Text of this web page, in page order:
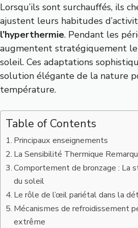
Lorsqu’ils sont surchauffés, ils
ajustent leurs habitudes
l’hyperthermie. Pendant les
augmentent stratégiquement
soleil. Ces adaptations
solution élégante de la nature
température.
Table of Contents
Principaux enseignements
La Sensibilité Thermique
Comportement de bronzage : La
du soleil
Le rôle de l’œil pariétal dans la
Mécanismes de refroidissement
extrême